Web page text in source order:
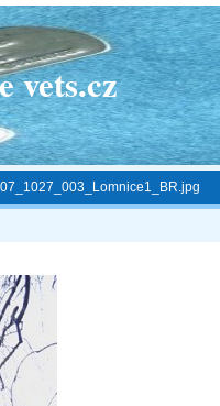
vets.cz
07_1027_003_Lomnice1_BR.jpg